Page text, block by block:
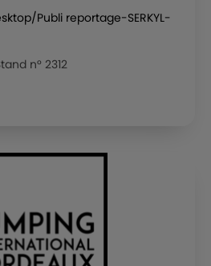
Publi reportage-SERKYL-
n° 2312